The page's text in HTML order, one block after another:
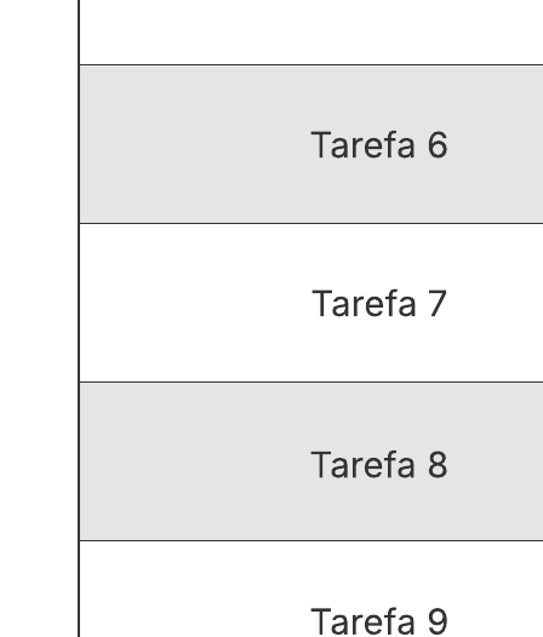
Colaborar com seus colegas no planejamento do projeto.